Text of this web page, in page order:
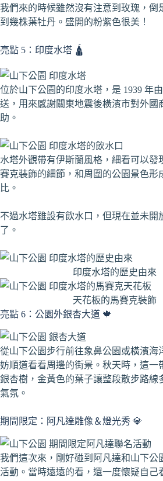
我們來的時候雖然沒有注意到玫瑰，倒
到幾株葉牡丹。盛開的粉紫色很美！
亮點 5：印度水塔 🛕
位於山下公園的印度水塔，是 1939 年
送，用來感謝關東地震後橫濱市對外國
助。
水塔外觀帶有伊斯蘭風格，細看可以發
賽克裝飾的細節，和周圍的公園景色形
比。
不過水塔雖設有飲水口，但現在並未開
了。
印度水塔的歷史由來
天花板的馬賽克裝飾
亮點 6：公園外銀杏大道 🍁
從山下公園步行前往象鼻公園或橫濱海
妨順道看看周邊的街景。秋天時，這一
銀杏樹，金黃色的葉子讓整段散步路線
氣氛。
期間限定：阿凡達雕像＆燈光秀 💎
我們這次來，剛好碰到阿凡達和山下公
活動。當時遠遠的看，還一度懷疑自己